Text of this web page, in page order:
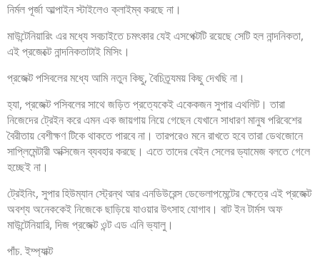
নির্মল পূর্জা আল্পাইন স্টাইলেও ক্লাইম্ব করছে না।
মাউন্টেনিয়ারিং এর মধ্যে সবচাইতে চমৎকার যেই এসপেক্টটি রয়েছে সেটি হল নান্দনিকতা,
এই প্রজেক্টে নান্দনিকতাটাই মিসিং।
প্রজেক্ট পসিবলের মধ্যে আমি নতুন কিছু, বৈচিত্র্যময় কিছু দেখছি না।
হ্যা, প্রজেক্ট পসিবলের সাথে জড়িত প্রত্যেকেই একেকজন সুপার এথলিট। তারা
নিজেদের ট্রেইন করে এমন এক জায়গায় নিয়ে গেছেন যেখানে সাধারণ মানুষ পরিবেশের
বৈরীতায় বেশীক্ষণ টিকে থাকতে পারবে না। তারপরেও মনে রাখতে হবে তারা ডেথজোনে
সাপ্লিমেন্টারী অক্সিজেন ব্যবহার করছে। এতে তাদের বেইন সেলের ড্যামেজ বলতে গেলে
হচ্ছেই না।
ট্রেইনিং, সুপার হিউম্যান স্ট্রেন্থ আর এনডিউরেন্স ডেভেলাপমেন্টের ক্ষেত্রে এই প্রজেক্ট
অবশ্য অনেককেই নিজেকে ছাড়িয়ে যাওয়ার উৎসাহ যোগাব। বাট ইন টার্মস অফ
মাউন্টেনিয়ারি, দিজ প্রজেক্ট ওন্ট এড এনি ভ্যালু।
পাঁচ. ইম্প্যাক্ট